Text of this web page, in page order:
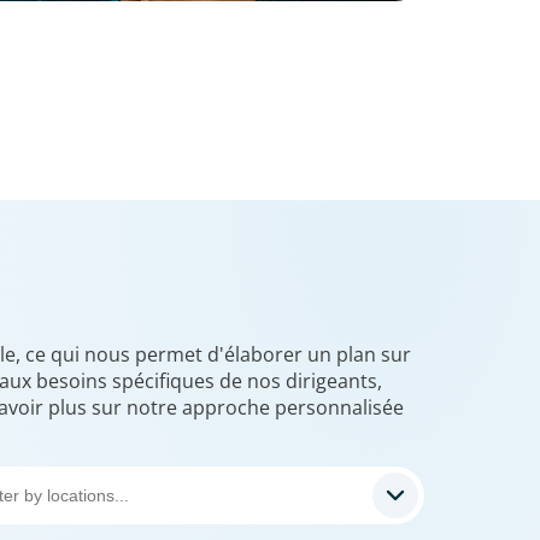
ce qui nous permet d'élaborer un plan sur
besoins spécifiques de nos dirigeants,
plus sur notre approche personnalisée